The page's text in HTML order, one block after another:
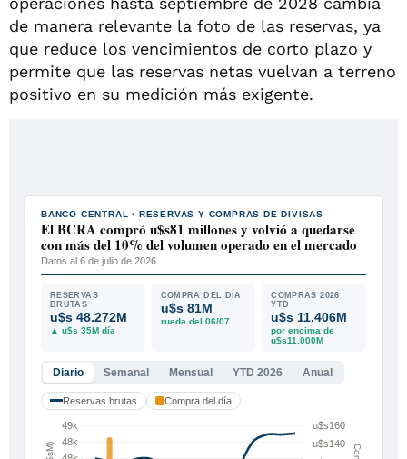
de manera relevante la foto de las reservas, ya
que reduce los vencimientos de corto plazo y
permite que las reservas netas vuelvan a terreno
positivo en su medición más exigente.